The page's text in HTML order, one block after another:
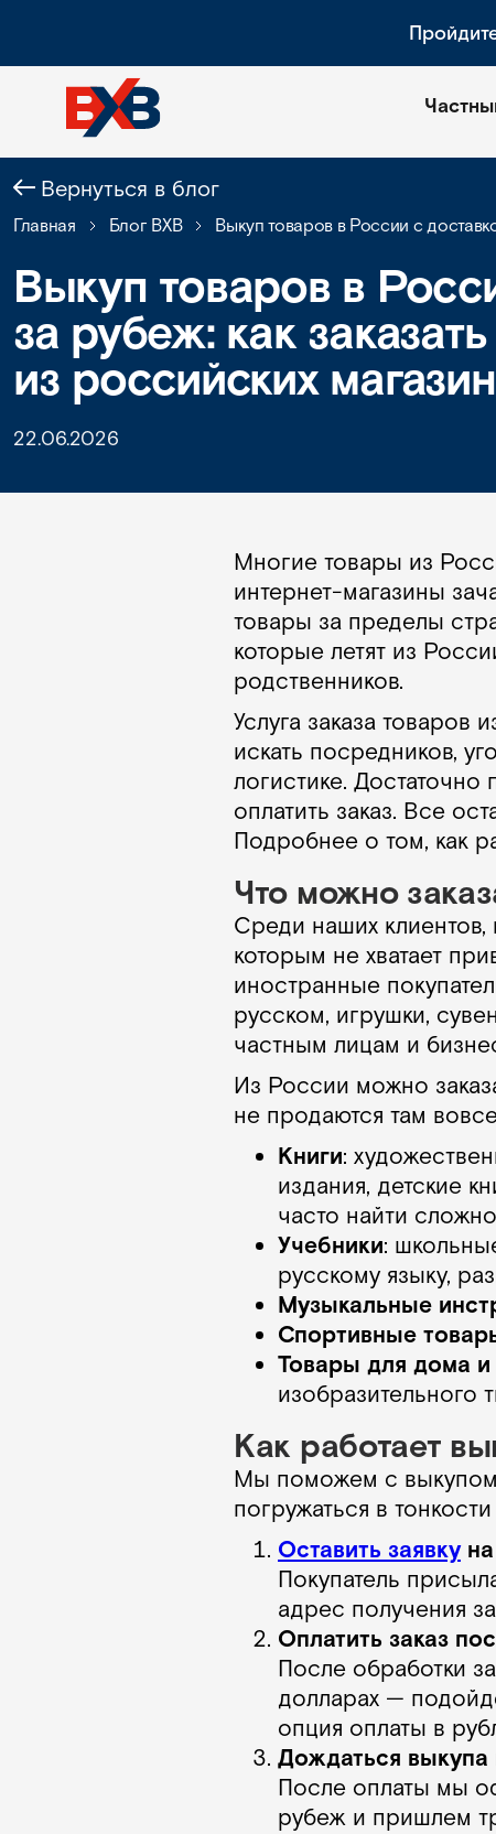
Вернуться в блог
Главная Блог BXB Выкуп товаров в России с
Выкуп товаров в
за рубеж: как
из российских
22.06.2026
Многие товары из
интернет-магазины
товары за пределы
которые летят из
родственников.
Услуга заказа
искать посредников,
логистике. Достаточно
оплатить заказ. Все
Подробнее о том, как
Что можно
Среди наших клиентов,
которым не хватает
иностранные
русском, игрушки,
частным лицам и
Из России можно
не продаются там
Книги:
издания, детские
часто найти
Учебники:
русскому языку,
Музыкальные
Спортивные
Товары для дома и
изобразительного
Как работает
Мы поможем с выкупом
погружаться в
Оставить заявкуна
Покупатель
адрес получения
Оплатить заказ
После обработки
долларах —
опция оплаты в
Дождаться выкупа
После оплаты мы
рубеж и пришлем